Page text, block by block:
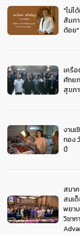
"ไม่ไ
สัมภ
ต้อย"
เครื
ศักย
สุขภ
งาน
ทอง
ปี
สมา
สมเ
พยา
วิชา